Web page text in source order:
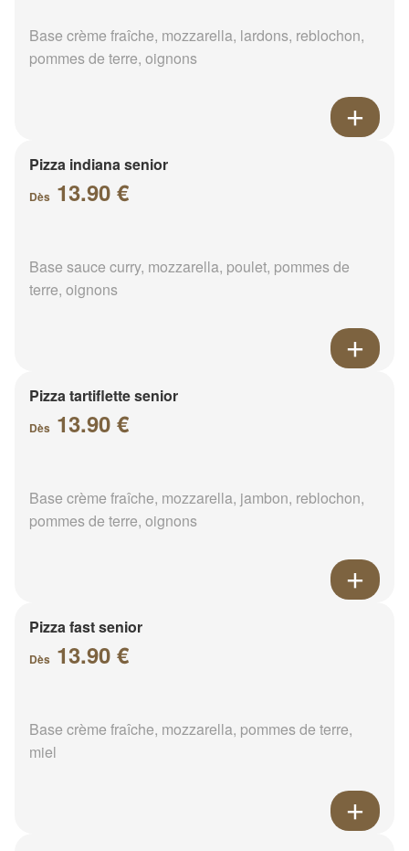
Base crème fraîche, mozzarella, lardons, reblochon,
pommes de terre, oignons
Pizza indiana senior
Dès 13.90 €
Base sauce curry, mozzarella, poulet, pommes de
terre, oignons
Pizza tartiflette senior
Dès 13.90 €
Base crème fraîche, mozzarella, jambon, reblochon,
pommes de terre, oignons
Pizza fast senior
Dès 13.90 €
Base crème fraîche, mozzarella, pommes de terre,
miel